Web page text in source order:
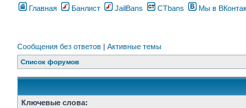
Главная Банлист JailBans CTbans Мы в
Сообщения без ответов | Активные темы
Список форумов
Ключевые слова: